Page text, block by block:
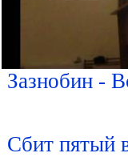
Зазнобин -
Сбит пятый